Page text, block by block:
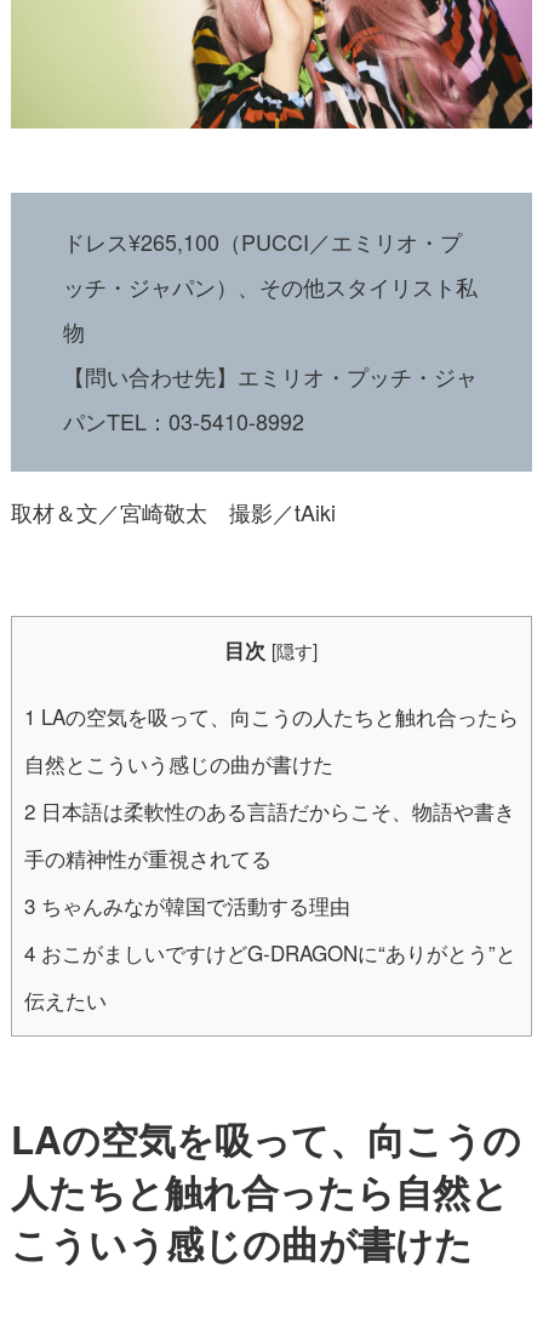
ドレス¥265,100 （PUCCI／エミリオ・プ
ッチ・ジャパン）、その他スタイリスト私
物
【問い合わせ先】エミリオ・プッチ・ジャ
パンTEL： 03-5410-8992
取材＆文／宮崎敬太 撮影／tAiki
目次 [隠す]
1 LAの空気を吸って、向こうの人たちと触れ合ったら
自然とこういう感じの曲が書けた
2日本語は柔軟性のある言語だからこそ、物語や書き
手の精神性が重視されてる
3ちゃんみなが韓国で活動する理由
4おこがましいですけどG-DRAGONに“ありがとう”と
伝えたい
LAの空気を吸って、向こうの
人たちと触れ合ったら自然と
こういう感じの曲が書けた